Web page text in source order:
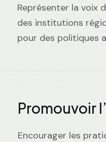
Représenter la voix
des institutions
pour des politiques
Promouvoir
Encourager les